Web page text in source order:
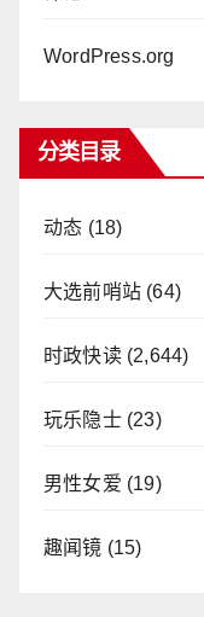
WordPress.org
分类目录
动态 (18)
大选前哨站 (64)
时政快读(2,644)
玩乐隐士(23)
男性女爱 (19)
趣闻镜 (15)